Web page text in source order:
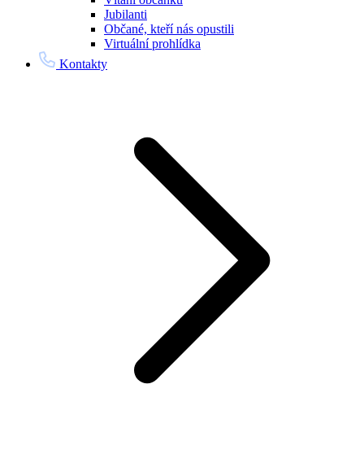
Jubilanti
Občané, kteří nás opustili
Virtuální prohlídka
Kontakty